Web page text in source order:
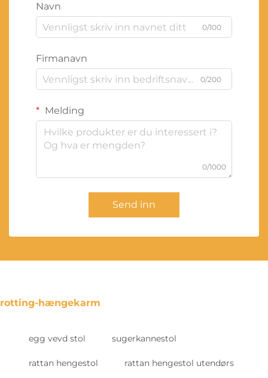
Navn
0/100
Firmanavn
0/200
Melding
0/1000
Send inn
rotting-hængekarm
egg vevd stol sugerkannestol
rattan hengestol rattan hengestol utendørs